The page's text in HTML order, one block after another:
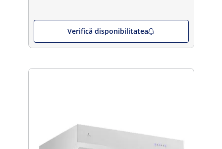
Verifică disponibilitatea